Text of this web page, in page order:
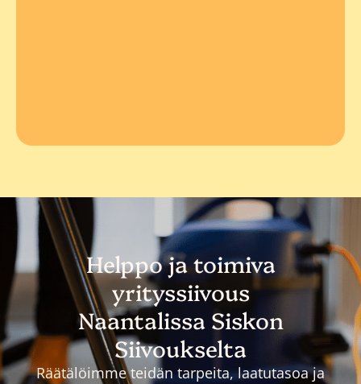
Helppo ja toimiva
yrityssiivous
Naantalissa Siskon
Siivoukselta
Räätälöimme teidän tarpeita, laatutasoa ja